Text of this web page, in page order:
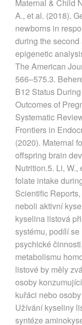
Maternal & Child
A., et al. (2018).
newborns in
during the
epigenetic
The American
566–575.3.
B12 Status
Outcomes of
Systematic
Frontiers in
(2020). Maternal
offspring brain
Nutrition.5. Li,
folate intake
Scientific
neboli aktivní
kyselina listová
systému, podílí
psychické
metabolismu
listové by měly
osoby
kuřáci nebo
Užívání kyseliny
syntéze